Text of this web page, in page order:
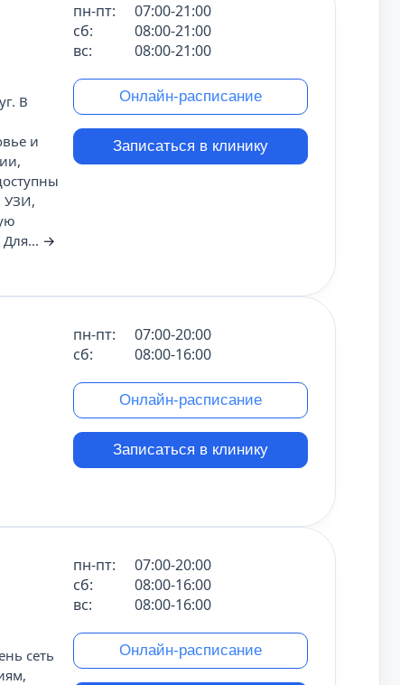
В
и
УЗИ,
→
пн-пт:
07:00-21:00
сб:
08:00-21:00
вс:
08:00-21:00
Онлайн-расписание
Записаться в клинику
пн-пт:
07:00-20:00
сб:
08:00-16:00
Онлайн-расписание
Записаться в клинику
сеть
пн-пт:
07:00-20:00
сб:
08:00-16:00
вс:
08:00-16:00
Онлайн-расписание